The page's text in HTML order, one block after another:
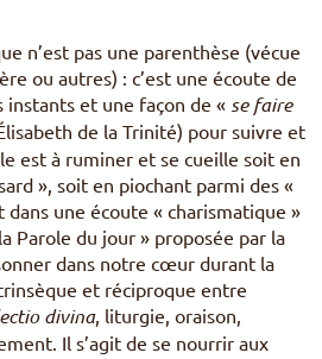
n’est pas une parenthèse (vécue
ou autres) : c’est une écoute de
instants et une façon de « se faire
de la Trinité) pour suivre et
est à ruminer et se cueille soit en
», soit en piochant parmi des «
dans une écoute « charismatique »
Parole du jour » proposée par la
dans notre cœur durant la
et réciproque entre
divina, liturgie, oraison,
Il s’agit de se nourrir aux